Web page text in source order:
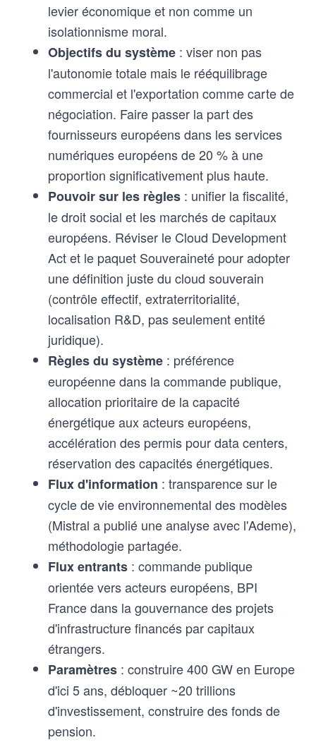
levier économique et non comme un
isolationnisme moral.
Objectifs du système : viser non pas
l'autonomie totale mais le rééquilibrage
commercial et l'exportation comme carte de
négociation. Faire passer la part des
fournisseurs européens dans les services
numériques européens de 20 % à une
proportion significativement plus haute.
Pouvoir sur les règles : unifier la fiscalité,
le droit social et les marchés de capitaux
européens. Réviser le Cloud Development
Act et le paquet Souveraineté pour adopter
une définition juste du cloud souverain
(contrôle effectif, extraterritorialité,
localisation R&D, pas seulement entité
juridique).
Règles du système : préférence
européenne dans la commande publique,
allocation prioritaire de la capacité
énergétique aux acteurs européens,
accélération des permis pour data centers,
réservation des capacités énergétiques.
Flux d'information : transparence sur le
cycle de vie environnemental des modèles
(Mistral a publié une analyse avec l'Ademe),
méthodologie partagée.
Flux entrants : commande publique
orientée vers acteurs européens, BPI
France dans la gouvernance des projets
d'infrastructure financés par capitaux
étrangers.
Paramètres : construire 400 GW en Europe
d'ici 5 ans, débloquer ~20 trillions
d'investissement, construire des fonds de
pension.